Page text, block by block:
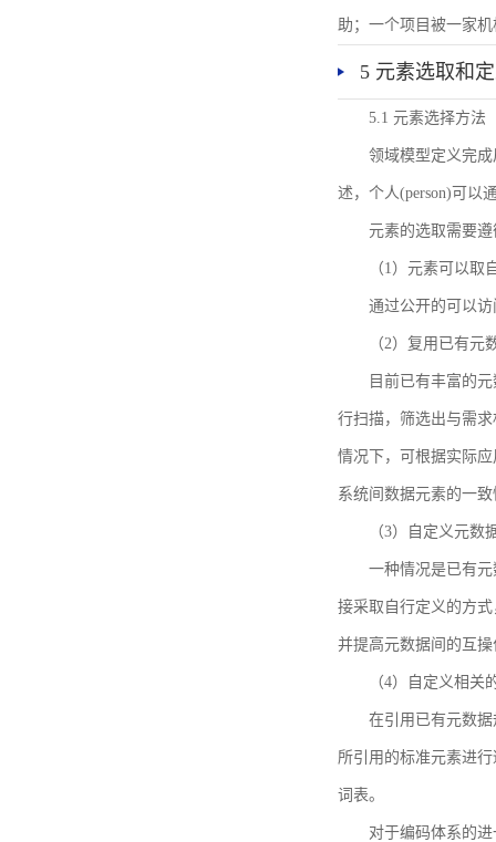
助；一个项目被一家
5 元素选取和
5.1 元素选择方法
领域模型定义完
述，个人(person)可以
元素的选取需要
（1）元素可以取
通过公开的可以
（2）复用已有元
目前已有丰富的
行扫描，筛选出与需
情况下，可根据实际
系统间数据元素的一致
（3）自定义元数
一种情况是已有
接采取自行定义的方
并提高元数据间的互
（4）自定义相关
在引用已有元数
所引用的标准元素进
词表。
对于编码体系的